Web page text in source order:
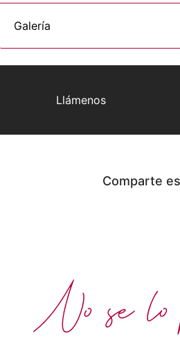
Galería
Llámenos
Comparte
No se